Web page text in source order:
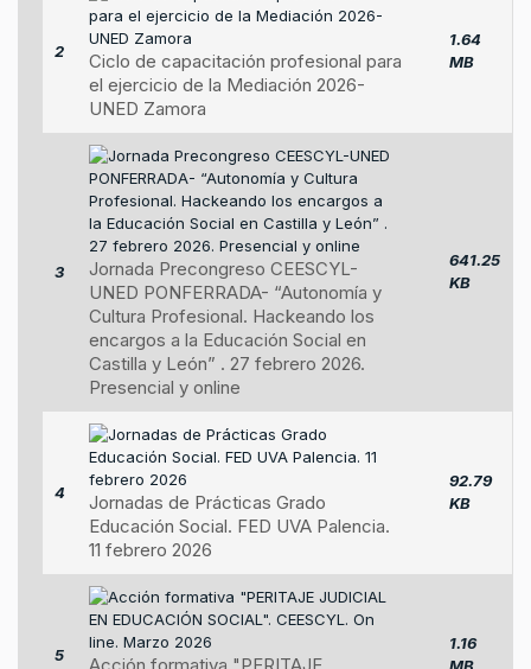
2
Ciclo de capacitación profesional para
el ejercicio de la Mediación 2026-
UNED Zamora
1.64
MB
3
Jornada Precongreso CEESCYL-
UNED PONFERRADA- “Autonomía y
Cultura Profesional. Hackeando los
encargos a la Educación Social en
Castilla y León” . 27 febrero 2026.
Presencial y online
641.25
KB
4
Jornadas de Prácticas Grado
Educación Social. FED UVA Palencia.
11 febrero 2026
92.79
KB
5
1.16